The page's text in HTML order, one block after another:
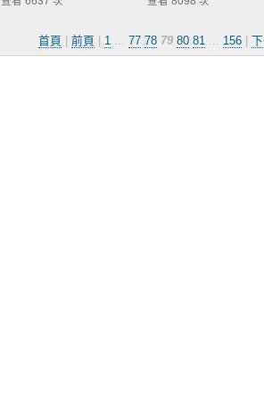
首頁 前頁 1... 77 78 79 80 81... 156|